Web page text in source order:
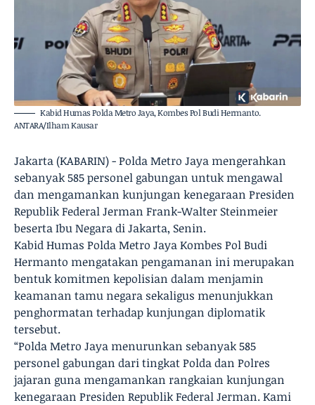
Kabid Humas Polda Metro Jaya, Kombes Pol Budi Hermanto.
ANTARA/Ilham Kausar
Jakarta (KABARIN) - Polda Metro Jaya mengerahkan
sebanyak 585 personel gabungan untuk mengawal
dan mengamankan kunjungan kenegaraan Presiden
Republik Federal Jerman Frank-Walter Steinmeier
beserta Ibu Negara di Jakarta, Senin.
Kabid Humas Polda Metro Jaya Kombes Pol Budi
Hermanto mengatakan pengamanan ini merupakan
bentuk komitmen kepolisian dalam menjamin
keamanan tamu negara sekaligus menunjukkan
penghormatan terhadap kunjungan diplomatik
tersebut.
“Polda Metro Jaya menurunkan sebanyak 585
personel gabungan dari tingkat Polda dan Polres
jajaran guna mengamankan rangkaian kunjungan
kenegaraan Presiden Republik Federal Jerman. Kami